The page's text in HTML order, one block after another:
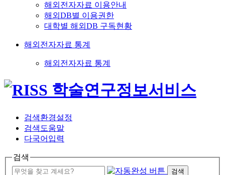
해외전자자료 이용안내
해외DB별 이용권한
대학별 해외DB 구독현황
해외전자자료 통계
해외전자자료 통계
검색환경설정
검색도움말
다국어입력
검색
검색